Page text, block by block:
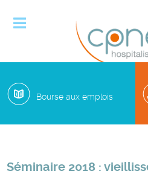

Séminaire 2018 :
Bourse aux emplois